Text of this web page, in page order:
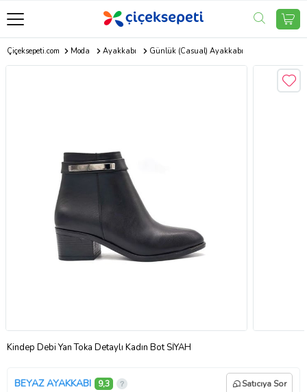
Çiçeksepeti.com Moda Ayakkabı Günlük (Casual) Ayakkabı
Kindep Debi Yan Toka Detaylı Kadın Bot SİYAH
BEYAZ AYAKKABI 9,3 Satıcıya Sor